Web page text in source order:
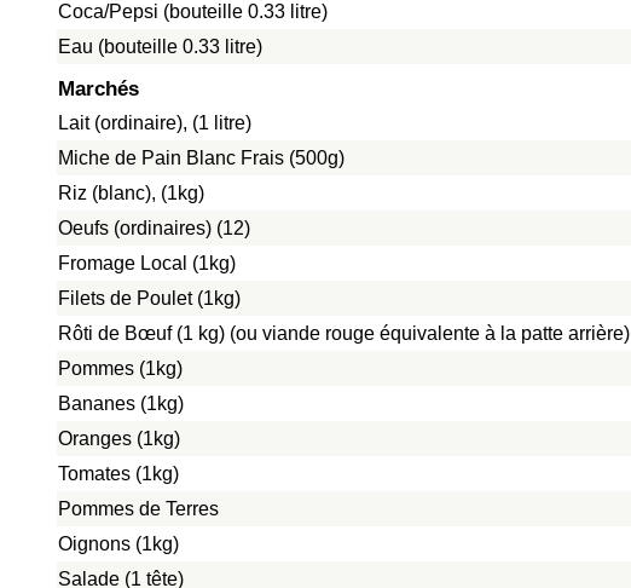
Coca/Pepsi (bouteille 0.33 litre)
Eau (bouteille 0.33 litre)
Marchés
Lait (ordinaire), (1 litre)
Miche de Pain Blanc Frais (500g)
Riz (blanc), (1kg)
Oeufs (ordinaires) (12)
Fromage Local (1kg)
Filets de Poulet (1kg)
Rôti de Bœuf (1 kg) (ou viande rouge équivalente à la patte arrière)
Pommes (1kg)
Bananes (1kg)
Oranges (1kg)
Tomates (1kg)
Pommes de Terres
Oignons (1kg)
Salade (1 tête)